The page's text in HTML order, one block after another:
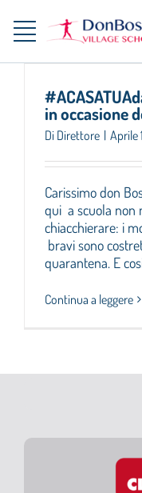
contenuto
Toggle
LA SCUOLA
SCUOLA MEDIA
LICEO SCIENTIFICO
LICEO SCIENZE UMANE
ALBO
ASSOCIAZIONE
CONTATTI
in occasione
Di Direttore | Aprile
Carissimo don
qui a scuola non
chiacchierare: i
bravi sono
quarantena. E
Continua a leggere